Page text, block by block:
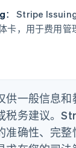
Stripe
卡，用于费用管
供一般信息
税务建议。
准确性、完